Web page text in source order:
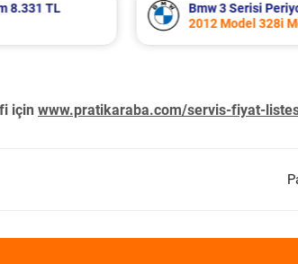
9.826 TL
Renault
2006 Model
için www.pratikaraba.com/servis-fiyat-